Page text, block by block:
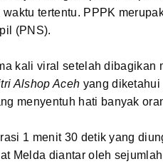
tertentu. PPPK
(PNS).
kali viral setelah dibagikan
Alshop Aceh yang
menyentuh hati banyak
1 menit 30 detik yang
Melda diantar oleh